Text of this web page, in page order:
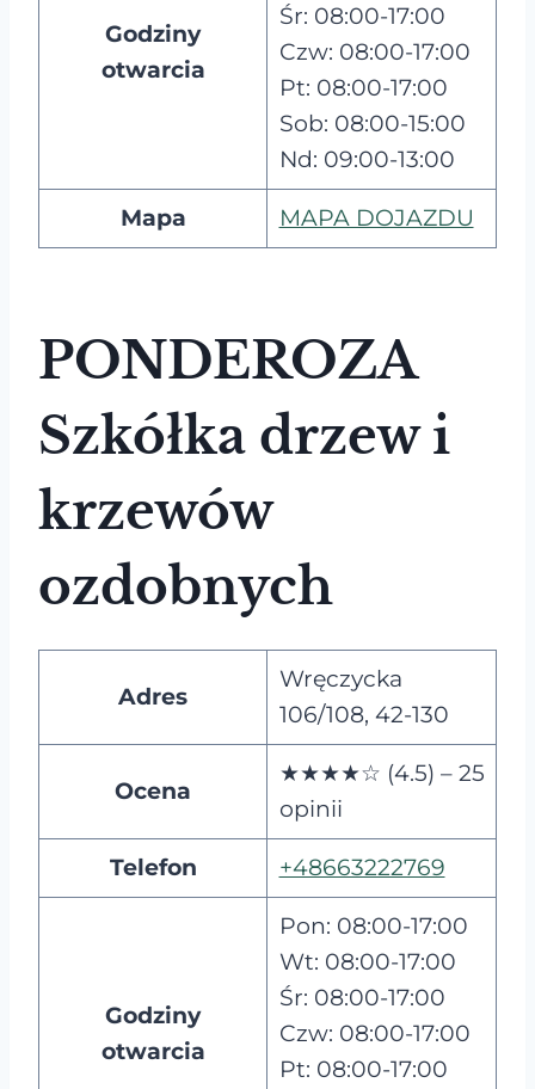
Godziny
otwarcia
Śr: 08:00-17:00
Czw: 08:00-17:00
Pt: 08:00-17:00
Sob: 08:00-15:00
Nd: 09:00-13:00
Mapa MAPA DOJAZDU
PONDEROZA
Szkółka drzew i
krzewów
ozdobnych
Adres
Wręczycka
106/108, 42-130
Ocena
★★★★☆ (4.5) – 25
opinii
Telefon +48663222769
Godziny
otwarcia
Pon: 08:00-17:00
Wt: 08:00-17:00
Śr: 08:00-17:00
Czw: 08:00-17:00
Pt: 08:00-17:00